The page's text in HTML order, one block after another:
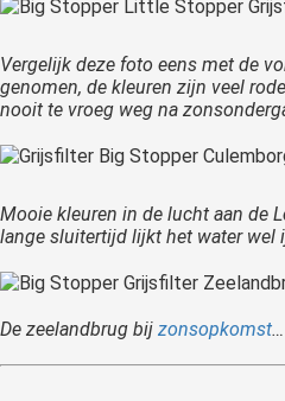
Vergelijk deze foto eens met de
genomen, de kleuren zijn veel
nooit te vroeg weg na
Mooie kleuren in de lucht aan de
lange sluitertijd lijkt het water wel
De zeelandbrug bij zonsopkomst…